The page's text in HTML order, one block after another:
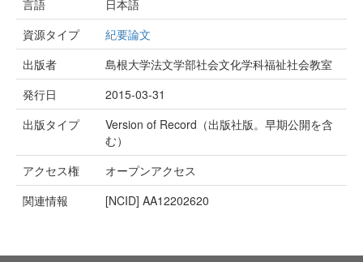
言語
日本語
資源タイプ
紀要論文
出版者
島根大学法文学部社会文化学科福祉社会教室
発行日
2015-03-31
出版タイプ
Version of Record（出版社版。早期公開を含
む）
アクセス権
オープンアクセス
関連情報
[NCID] AA12202620